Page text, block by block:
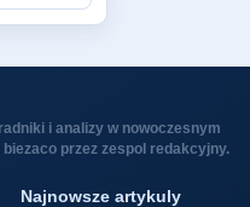
i analizy w nowoczesnym
przez zespol redakcyjny.
Najnowsze artykuly